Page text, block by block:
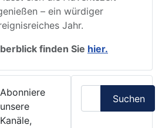
– ein würdiger
Jahr.
finden Sie hier.
Abonniere
unsere
Kanäle,
Suchen